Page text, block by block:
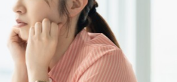
ムフリーで聴く
ミアム会員の登録でご利用いた
いるときって、やっぱり楽しいけ
ときって、ちょっと子育てが憂鬱
ゃうじゃないですか。子どもの元
も、元気なときには「もう！」と
頭が痛いときはキツイもんね。そ
音や感情」を暗示しています。ダ
あなたがなぜ言いたいことを飲み
由と、我慢の深さがわかります。